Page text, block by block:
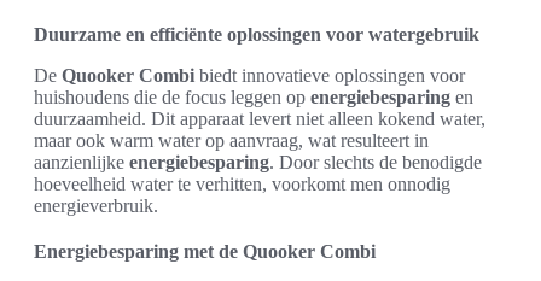
Duurzame en efficiënte oplossingen voor watergebruik
De Quooker Combi biedt innovatieve oplossingen voor
huishoudens die de focus leggen op energiebesparing en
duurzaamheid. Dit apparaat levert niet alleen kokend water,
maar ook warm water op aanvraag, wat resulteert in
aanzienlijke energiebesparing. Door slechts de benodigde
hoeveelheid water te verhitten, voorkomt men onnodig
energieverbruik.
Energiebesparing met de Quooker Combi